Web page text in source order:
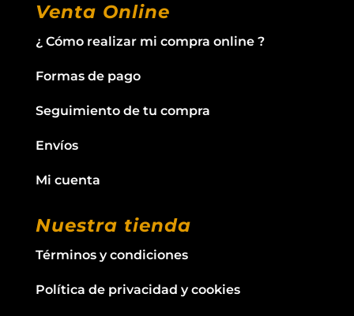
Venta Online
¿ Cómo realizar mi compra online ?
Formas de pago
Seguimiento de tu compra
Envíos
Mi cuenta
Nuestra tienda
Términos y condiciones
Política de privacidad y cookies